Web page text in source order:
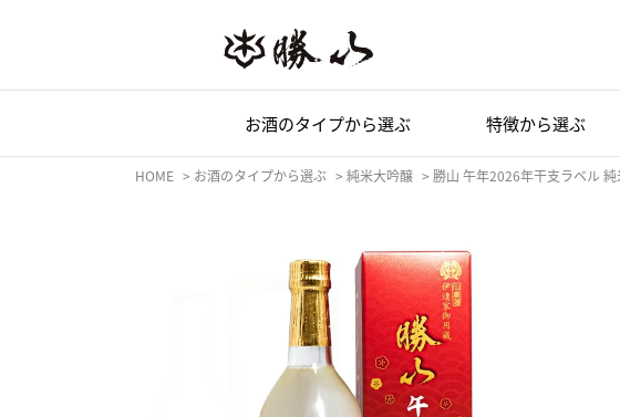
お酒のタイプから選ぶ 特徴から選ぶ
HOME お酒のタイプから選ぶ 純米大吟醸 勝山 午年2026年干支ラベル